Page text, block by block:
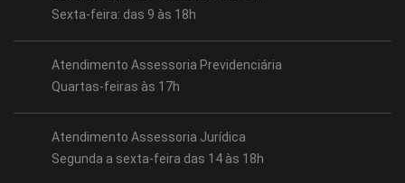
Sexta-feira: das 9 às 18h
Atendimento Assessoria Previdenciária
Quartas-feiras às 17h
Atendimento Assessoria Jurídica
Segunda a sexta-feira das 14 às 18h